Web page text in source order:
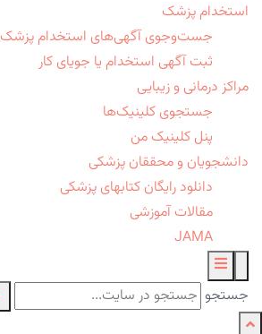
استخدام پزشک
جست‌وجوی آگهی‌های استخدام پزشک
ثبت آگهی استخدام یا جویای کار
مراکز درمانی و زیبایی
جستجوی کلینیک‌ها
پنل کلینیک من
دانشجویان و محققان پزشکی
دانلود رایگان کتابهای پزشکی
مقالات آموزشی
JAMA
جستجو